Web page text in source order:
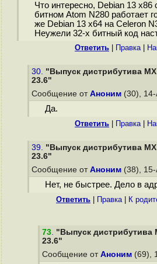
Что интересно, Debian 13 x86
битном Atom N280 работает
же Debian 13 x64 на Celeron
Неужели 32-х битный код
Ответить Правка|
30. "Выпуск дистрибутива
23.6"
Сообщение от Аноним (30),
Да.
Ответить Правка|
39. "Выпуск дистрибутива
23.6"
Сообщение от Аноним (38),
Нет, не быстрее. Дело в
Ответить Правка| К
73. "Выпуск дистрибутива
23.6"
Сообщение от Аноним (69),